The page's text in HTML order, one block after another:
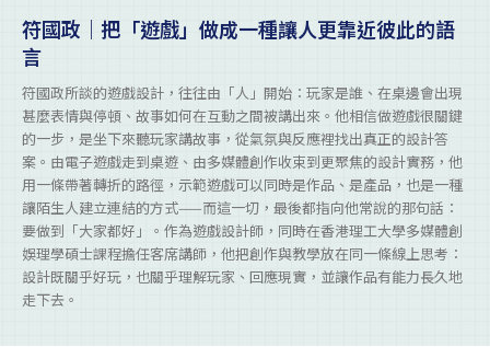
符國政｜把「遊戲」做成一種讓人更靠近彼此的語
言
符國政所談的遊戲設計，往往由「人」開始：玩家是誰、在桌邊會出現
甚麼表情與停頓、故事如何在互動之間被講出來。他相信做遊戲很關鍵
的一步，是坐下來聽玩家講故事，從氣氛與反應裡找出真正的設計答
案。由電子遊戲走到桌遊、由多媒體創作收束到更聚焦的設計實務，他
用一條帶著轉折的路徑，示範遊戲可以同時是作品、是產品，也是一種
讓陌生人建立連結的方式——而這一切，最後都指向他常說的那句話：
要做到「大家都好」。作為遊戲設計師，同時在香港理工大學多媒體創
娛理學碩士課程擔任客席講師，他把創作與教學放在同一條線上思考：
設計既關乎好玩，也關乎理解玩家、回應現實，並讓作品有能力長久地
走下去。